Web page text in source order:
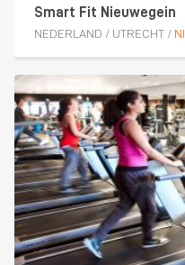
Smart Fit Nieuwegein
NEDERLAND / UTRECHT/